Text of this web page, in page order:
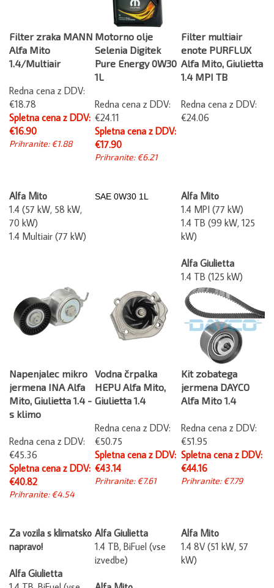
Filter zraka MANN
Alfa Mito
1.4/Multiair
Redna cena z DDV:
€18.78
Spletna cena z DDV:
€16.90
Prihranite: €1.88
Motorno olje
Selenia Digitek
Pure Energy 0W30
1L
Redna cena z DDV:
€24.11
Spletna cena z DDV:
€17.90
Prihranite: €6.21
Filter multiair
enote PURFLUX
Alfa Mito, Giulietta
1.4 MPI TB
Redna cena z DDV:
€24.06
Alfa Mito
1.4 (57 kW, 58 kW,
70 kW)
1.4 Multiair (77 kW)
Alfa Mito
1.4 MPI (77 kW)
1.4 TB (99 kW, 125
kW)
Alfa Giulietta
1.4 TB (125 kW)
Napenjalec mikro
jermena INA Alfa
Mito, Giulietta 1.4 -
s klimo
Redna cena z DDV:
€45.36
Spletna cena z DDV:
€40.82
Prihranite: €4.54
Vodna črpalka
HEPU Alfa Mito,
Giulietta 1.4
Redna cena z DDV:
€50.75
Spletna cena z DDV:
€43.14
Prihranite: €7.61
Kit zobatega
jermena DAYCO
Alfa Mito 1.4
Redna cena z DDV:
€51.95
Spletna cena z DDV:
€44.16
Prihranite: €7.79
Za vozila s klimatsko
napravo!
Alfa Giulietta
1.4 TB, BiFuel (vse
Alfa Giulietta
1.4 TB, BiFuel (vse
izvedbe)
Alfa Mito
Alfa Mito
1.4 8V (51 kW, 57
kW)